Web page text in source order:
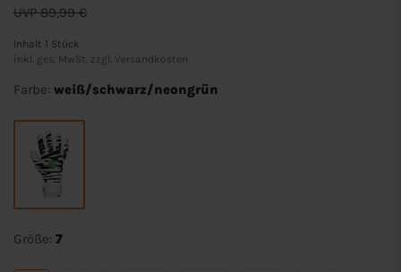
UVP 89,99 €
Inhalt 1 Stück
inkl. ges. MwSt. zzgl.
Versandkosten
Farbe: weiß/schwarz/neongrün
Größe: 7